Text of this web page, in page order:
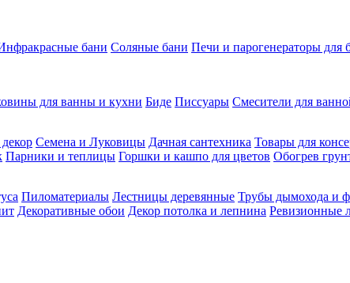
бани Соляные бани Печи и парогенераторы для
для ванны и кухни Биде Писсуары Смесители для
Семена и Луковицы Дачная сантехника Товары для
Парники и теплицы Горшки и кашпо для цветов Обогрев
Пиломатериалы Лестницы деревянные Трубы дымохода и
Декоративные обои Декор потолка и лепнина Ревизионные